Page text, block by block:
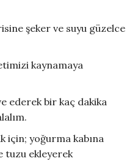
şeker ve suyu güzelce
kaynamaya
ederek bir kaç dakika
için; yoğurma kabına
tuzu ekleyerek